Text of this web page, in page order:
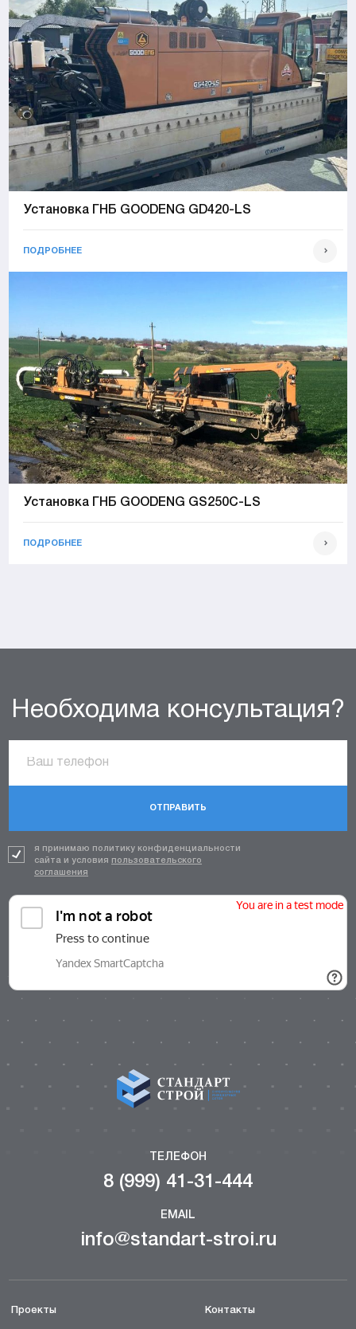
Установка ГНБ GOODENG GD420-LS
ПОДРОБНЕЕ
Установка ГНБ GOODENG GS250C-LS
ПОДРОБНЕЕ
Необходима консультация?
ОТПРАВИТЬ
я принимаю политику конфиденциальности
сайта и условия пользовательского
соглашения
ТЕЛЕФОН
8 (999) 41-31-444
EMAIL
info@standart-stroi.ru
Проекты Контакты